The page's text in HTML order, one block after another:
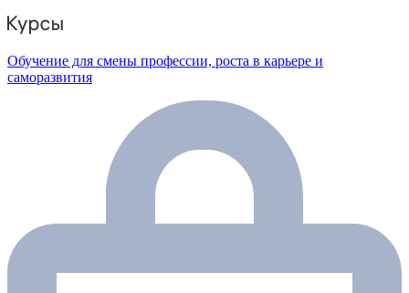
Обучение для смены профессии, роста в карьере и
саморазвития